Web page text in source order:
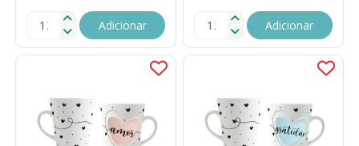
Adicionar Adicionar